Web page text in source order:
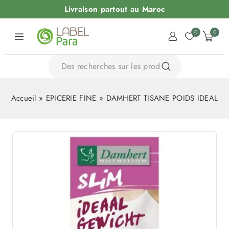
Livraison partout au Maroc
0 0
Accueil » EPICERIE FINE » DAMHERT TISANE POIDS IDEAL